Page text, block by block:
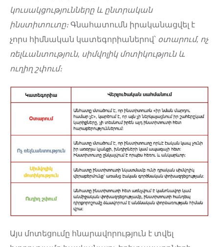
կուսակցությունները և ընտրական
ինստիտուտը։ Գնահատումն իրականացվել է
չորս հիմնական կատեգորիաներով՝ օտարում, ոչ
ռելևանտություն, սիմվոլիկ մոտիկություն և
ուղիղ շփում։
Այս մոտեցումը հնարավորություն է տվել